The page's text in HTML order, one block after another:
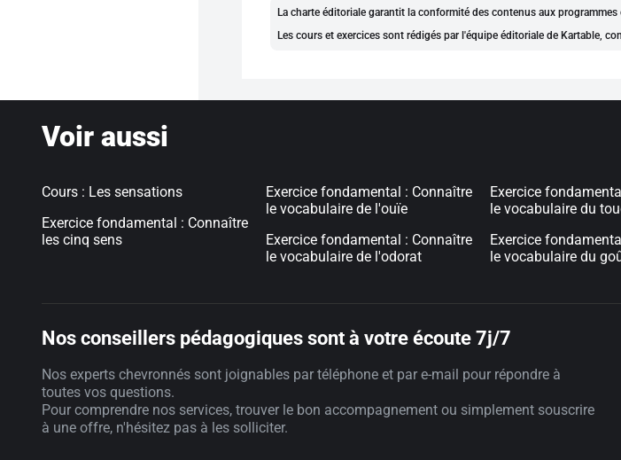
La charte éditoriale garantit la conformité des contenus aux
Les cours et exercices sont rédigés par l'équipe éditoriale de Kartable,
Voir aussi
Cours : Les sensations
Exercice fondamental : Connaître
les cinq sens
Exercice fondamental : Connaître
le vocabulaire de l'ouïe
Exercice fondamental : Connaître
le vocabulaire de l'odorat
Exercice
le vocabulaire du
Exercice
le vocabulaire du
Nos conseillers pédagogiques sont à votre écoute 7j/7
Nos experts chevronnés sont joignables par téléphone et par e-mail pour répondre à
toutes vos questions.
Pour comprendre nos services, trouver le bon accompagnement ou simplement souscrire
à une offre, n'hésitez pas à les solliciter.